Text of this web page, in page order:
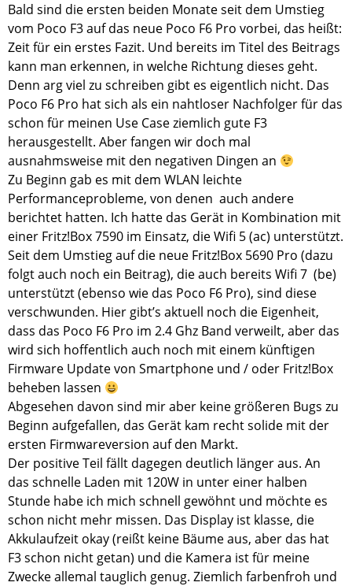
Bald sind die ersten beiden Monate seit dem Umstieg
vom Poco F3 auf das neue Poco F6 Pro vorbei, das heißt:
Zeit für ein erstes Fazit. Und bereits im Titel des Beitrags
kann man erkennen, in welche Richtung dieses geht.
Denn arg viel zu schreiben gibt es eigentlich nicht. Das
Poco F6 Pro hat sich als ein nahtloser Nachfolger für das
schon für meinen Use Case ziemlich gute F3
herausgestellt. Aber fangen wir doch mal
ausnahmsweise mit den negativen Dingen an
Zu Beginn gab es mit dem WLAN leichte
Performanceprobleme, von denen auch andere
berichtet hatten. Ich hatte das Gerät in Kombination mit
einer Fritz!Box 7590 im Einsatz, die Wifi 5 (ac) unterstützt.
Seit dem Umstieg auf die neue Fritz!Box 5690 Pro (dazu
folgt auch noch ein Beitrag), die auch bereits Wifi 7 (be)
unterstützt (ebenso wie das Poco F6 Pro), sind diese
verschwunden. Hier gibt’s aktuell noch die Eigenheit,
dass das Poco F6 Pro im 2.4 Ghz Band verweilt, aber das
wird sich hoffentlich auch noch mit einem künftigen
Firmware Update von Smartphone und / oder Fritz!Box
beheben lassen
Abgesehen davon sind mir aber keine größeren Bugs zu
Beginn aufgefallen, das Gerät kam recht solide mit der
ersten Firmwareversion auf den Markt.
Der positive Teil fällt dagegen deutlich länger aus. An
das schnelle Laden mit 120W in unter einer halben
Stunde habe ich mich schnell gewöhnt und möchte es
schon nicht mehr missen. Das Display ist klasse, die
Akkulaufzeit okay (reißt keine Bäume aus, aber das hat
F3 schon nicht getan) und die Kamera ist für meine
Zwecke allemal tauglich genug. Ziemlich farbenfroh und